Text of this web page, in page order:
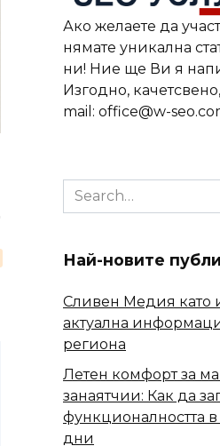
Ако желаете да
нямате уникална
ни! Ние ще Ви я
Изгодно,
mail: office@w-
Search
for:
Най-новите
Сливен Медия като
актуална
региона
Летен комфорт за
занаятчии: Как да
функционалността
дни